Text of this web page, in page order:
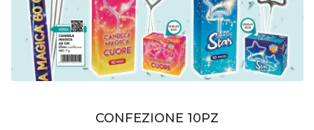
CONFEZIONE 10PZ